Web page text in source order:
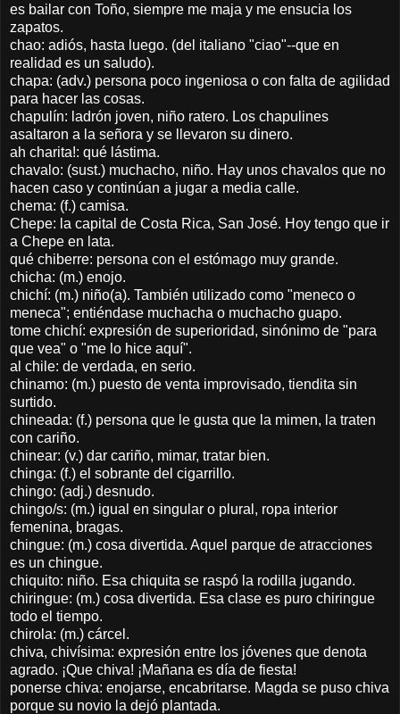
es bailar con Toño, siempre me maja y me ensucia los
zapatos.
chao: adiós, hasta luego. (del italiano "ciao"--que en
realidad es un saludo).
chapa: (adv.) persona poco ingeniosa o con falta de agilidad
para hacer las cosas.
chapulín: ladrón joven, niño ratero. Los chapulines
asaltaron a la señora y se llevaron su dinero.
ah charita!: qué lástima.
chavalo: (sust.) muchacho, niño. Hay unos chavalos que no
hacen caso y continúan a jugar a media calle.
chema: (f.) camisa.
Chepe: la capital de Costa Rica, San José. Hoy tengo que ir
a Chepe en lata.
qué chiberre: persona con el estómago muy grande.
chicha: (m.) enojo.
chichí: (m.) niño(a). También utilizado como "meneco o
meneca"; entiéndase muchacha o muchacho guapo.
tome chichí: expresión de superioridad, sinónimo de "para
que vea" o "me lo hice aquí".
al chile: de verdada, en serio.
chinamo: (m.) puesto de venta improvisado, tiendita sin
surtido.
chineada: (f.) persona que le gusta que la mimen, la traten
con cariño.
chinear: (v.) dar cariño, mimar, tratar bien.
chinga: (f.) el sobrante del cigarrillo.
chingo: (adj.) desnudo.
chingo/s: (m.) igual en singular o plural, ropa interior
femenina, bragas.
chingue: (m.) cosa divertida. Aquel parque de atracciones
es un chingue.
chiquito: niño. Esa chiquita se raspó la rodilla jugando.
chiringue: (m.) cosa divertida. Esa clase es puro chiringue
todo el tiempo.
chirola: (m.) cárcel.
chiva, chivísima: expresión entre los jóvenes que denota
agrado. ¡Que chiva! ¡Mañana es día de fiesta!
ponerse chiva: enojarse, encabritarse. Magda se puso chiva
porque su novio la dejó plantada.